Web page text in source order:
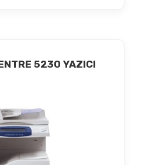
5230 YAZICI